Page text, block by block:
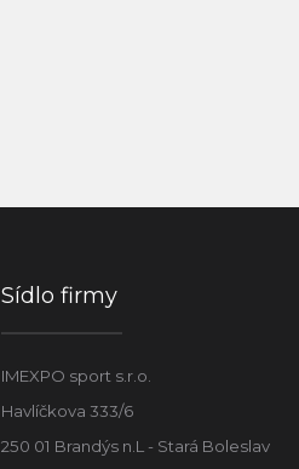
Sídlo firmy
IMEXPO sport s.r.o.
Havlíčkova 333/6
250 01 Brandýs n.L - Stará Boleslav